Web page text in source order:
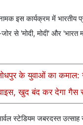
इस कार्यक्रम में भारतीय
से 'मोदी, मोदी' और 'भारत
के युवाओं का कमाल:
खुद बंद कर देगा गैस
स्टेडियम जबरदस्त